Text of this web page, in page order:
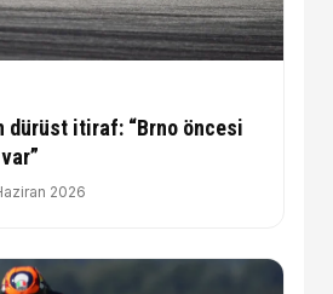
dürüst itiraf: “Brno öncesi
2026